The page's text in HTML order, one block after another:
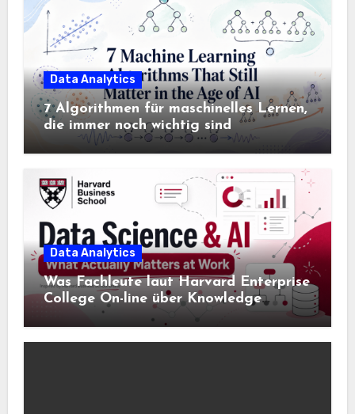
Data Analytics
7 Algorithmen für maschinelles Lernen,
die immer noch wichtig sind
Data Analytics
Was Fachleute laut Harvard Enterprise
College On-line über Knowledge
Science und KI wissen sollten